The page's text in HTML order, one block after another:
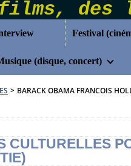
(disque, concert)
> BARACK OBAMA FRANCOIS
CULTURELLES